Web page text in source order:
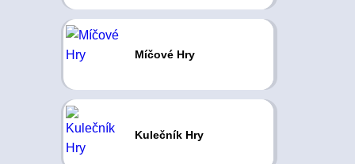
Míčové Hry
Kulečník Hry